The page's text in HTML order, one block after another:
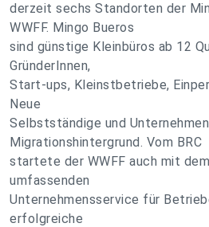
derzeit sechs Standorten der
WWFF. Mingo Bueros
sind günstige Kleinbüros ab 12
GründerInnen,
Start-ups, Kleinstbetriebe,
Neue
Selbstständige und
Migrationshintergrund. Vom BRC
startete der WWFF auch mit
umfassenden
Unternehmensservice für
erfolgreiche